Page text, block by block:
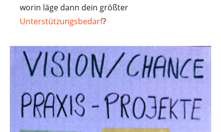
worin läge dann dein größter
Unterstützungsbedarf?